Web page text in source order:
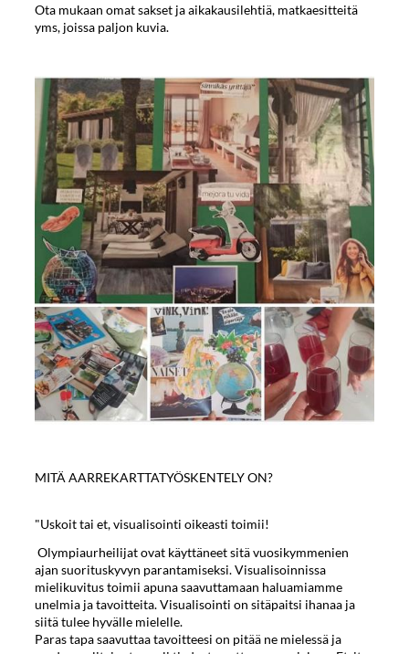
Ota mukaan omat sakset ja aikakausilehtiä, matkaesitteitä
yms, joissa paljon kuvia.
MITÄ AARREKARTTATYÖSKENTELY ON?
"Uskoit tai et, visualisointi oikeasti toimii!
Olympiaurheilijat ovat käyttäneet sitä vuosikymmenien
ajan suorituskyvyn parantamiseksi. Visualisoinnissa
mielikuvitus toimii apuna saavuttamaan haluamiamme
unelmia ja tavoitteita. Visualisointi on sitäpaitsi ihanaa ja
siitä tulee hyvälle mielelle.
Paras tapa saavuttaa tavoitteesi on pitää ne mielessä ja